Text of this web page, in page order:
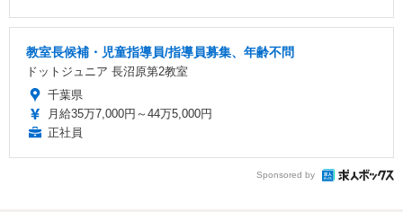
教室長候補・児童指導員/指導員募集、年齢不問
ドットジュニア 長沼原第2教室
千葉県
月給35万7,000円～44万5,000円
正社員
Sponsored by